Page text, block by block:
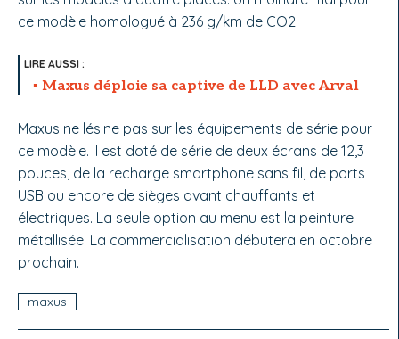
ce modèle homologué à 236 g/km de CO2.
Maxus déploie sa captive de LLD avec Arval
Maxus ne lésine pas sur les équipements de série pour
ce modèle. Il est doté de série de deux écrans de 12,3
pouces, de la recharge smartphone sans fil, de ports
USB ou encore de sièges avant chauffants et
électriques. La seule option au menu est la peinture
métallisée. La commercialisation débutera en octobre
prochain.
maxus